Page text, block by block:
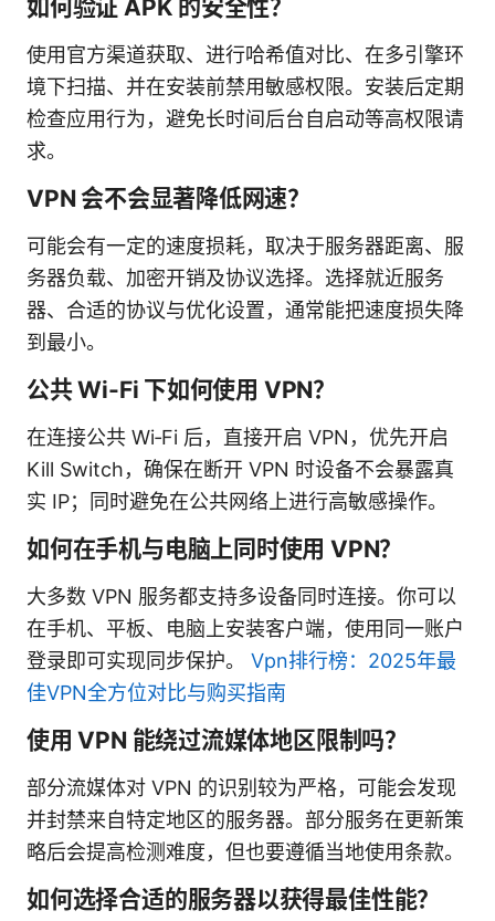
如何验证 APK 的安全性？
使用官方渠道获取、进行哈希值对比、在多引擎环
境下扫描、并在安装前禁用敏感权限。安装后定期
检查应用行为，避免长时间后台自启动等高权限请
求。
VPN 会不会显著降低网速？
可能会有一定的速度损耗，取决于服务器距离、服
务器负载、加密开销及协议选择。选择就近服务
器、合适的协议与优化设置，通常能把速度损失降
到最小。
公共 Wi-Fi 下如何使用 VPN？
在连接公共 Wi‑Fi 后，直接开启 VPN，优先开启
Kill Switch，确保在断开 VPN 时设备不会暴露真
实 IP；同时避免在公共网络上进行高敏感操作。
如何在手机与电脑上同时使用 VPN？
大多数 VPN 服务都支持多设备同时连接。你可以
在手机、平板、电脑上安装客户端，使用同一账户
登录即可实现同步保护。 Vpn排行榜：2025年最
佳VPN全方位对比与购买指南
使用 VPN 能绕过流媒体地区限制吗？
部分流媒体对 VPN 的识别较为严格，可能会发现
并封禁来自特定地区的服务器。部分服务在更新策
略后会提高检测难度，但也要遵循当地使用条款。
如何选择合适的服务器以获得最佳性能？